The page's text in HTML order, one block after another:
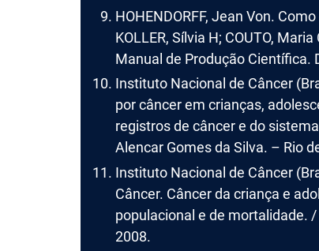
HOHENDORFF, Jean Von.
KOLLER, Sílvia H; COUTO,
Manual de Produção Científica.
Instituto Nacional de Câncer
por câncer em crianças,
registros de câncer e do
Alencar Gomes da Silva. – Rio
Instituto Nacional de Câncer
Câncer. Câncer da criança e
populacional e de mortalidade.
2008.